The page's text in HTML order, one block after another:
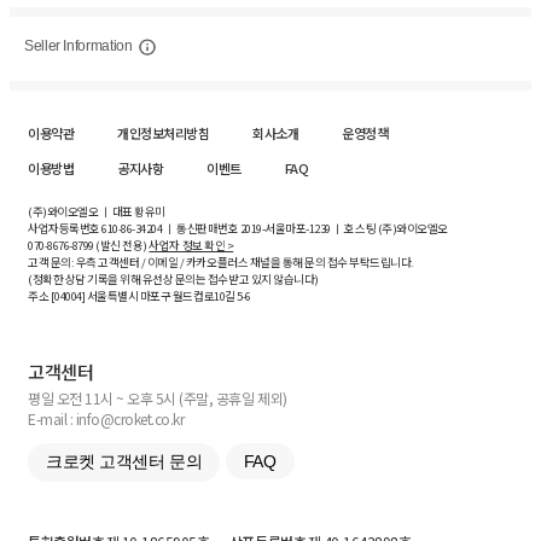
Seller Information
이용약관 개인정보처리방침 회사소개
운영정책
이용방법
공지사항 이벤트 FAQ
(주)와이오엘오 ㅣ 대표 황유미
사업자등록번호610-86-34204ㅣ 통신판매번호 2019-서울마포-1239 ㅣ 호스팅 (주)와이오엘오
070-8676-8799 (발신 전용)사업자 정보 확인 >
고객 문의: 우측 고객센터 / 이메일 / 카카오플러스 채널을 통해 문의 접수 부탁드립니다.
(정확한 상담 기록을 위해 유선상 문의는 접수받고 있지 않습니다)
주소 [04004] 서울특별시 마포구 월드컵로10길5-6
고객센터
평일 오전 11시 ~ 오후 5시 (주말, 공휴일 제외)
E-mail : info@croket.co.kr
크로켓 고객센터 문의 FAQ